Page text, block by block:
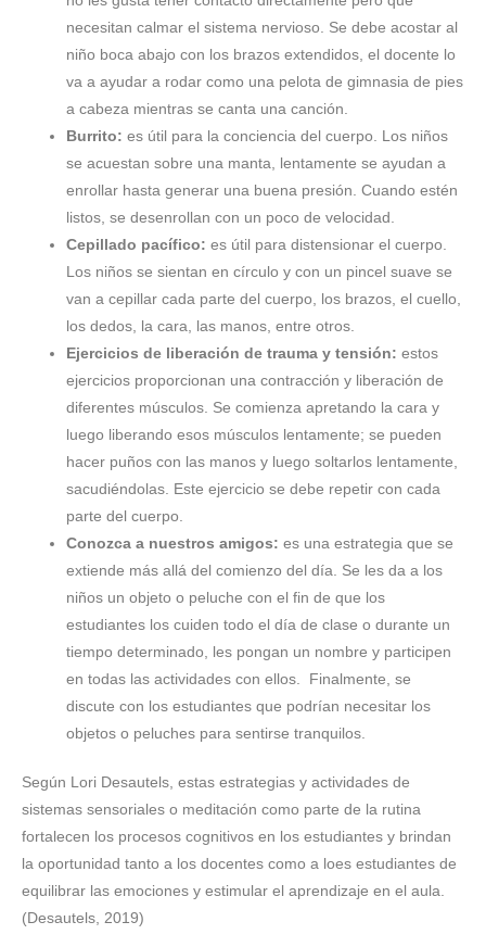
necesitan calmar el sistema nervioso. Se debe acostar al
niño boca abajo con los brazos extendidos, el docente lo
va a ayudar a rodar como una pelota de gimnasia de pies
a cabeza mientras se canta una canción.
Burrito:es útil para la conciencia del cuerpo. Los niños
se acuestan sobre una manta, lentamente se ayudan a
enrollar hasta generar una buena presión. Cuando estén
listos, se desenrollan con un poco de velocidad.
Cepillado pacífico: es útil para distensionar el cuerpo.
Los niños se sientan en círculo y con un pincel suave se
van a cepillar cada parte del cuerpo, los brazos, el cuello,
los dedos, la cara, las manos, entre otros.
Ejercicios de liberación de trauma y tensión:estos
ejercicios proporcionan una contracción y liberación de
diferentes músculos. Se comienza apretando la cara y
luego liberando esos músculos lentamente; se pueden
hacer puños con las manos y luego soltarlos lentamente,
sacudiéndolas. Este ejercicio se debe repetir con cada
parte del cuerpo.
Conozca a nuestros amigos: es una estrategia que se
extiende más allá del comienzo del día. Se les da a los
niños un objeto o peluche con el fin de que los
estudiantes los cuiden todo el día de clase o durante un
tiempo determinado, les pongan un nombre y participen
en todas las actividades con ellos. Finalmente, se
discute con los estudiantes que podrían necesitar los
objetos o peluches para sentirse tranquilos.
Según Lori Desautels, estas estrategias y actividades de
sistemas sensoriales o meditación como parte de la rutina
fortalecen los procesos cognitivos en los estudiantes y brindan
la oportunidad tanto a los docentes como a loes estudiantes de
equilibrar las emociones y estimular el aprendizaje en el aula.
(Desautels, 2019)